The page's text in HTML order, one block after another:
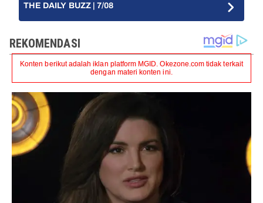
THE DAILY BUZZ | 7/08